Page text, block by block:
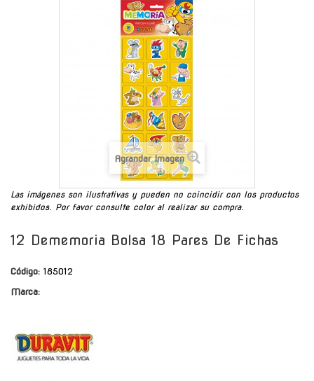
Agrandar Imagen
Las imágenes son ilustrativas y pueden no coincidir con los productos
exhibidos. Por favor consulte color al realizar su compra.
12 Dememoria Bolsa 18 Pares De Fichas
Código: 185012
Marca: